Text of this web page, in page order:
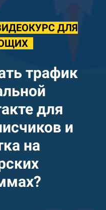
ДЛЯ
трафик
для
и
на